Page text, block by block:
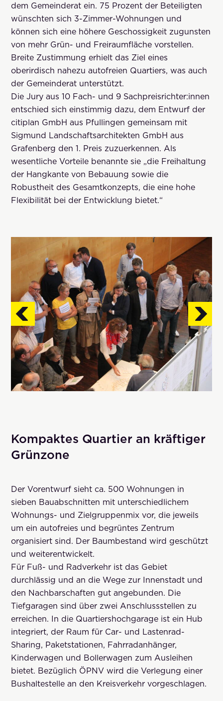
dem Gemeinderat ein. 75 Prozent der Beteiligten
wünschten sich 3-Zimmer-Wohnungen und
können sich eine höhere Geschossigkeit zugunsten
von mehr Grün- und Freiraumfläche vorstellen.
Breite Zustimmung erhielt das Ziel eines
oberirdisch nahezu autofreien Quartiers, was auch
der Gemeinderat unterstützt.
Die Jury aus 10 Fach- und 9 Sachpreisrichter:innen
entschied sich einstimmig dazu, dem Entwurf der
citiplan GmbH aus Pfullingen gemeinsam mit
Sigmund Landschaftsarchitekten GmbH aus
Grafenberg den 1. Preis zuzuerkennen. Als
wesentliche Vorteile benannte sie „die Freihaltung
der Hangkante von Bebauung sowie die
Robustheit des Gesamtkonzepts, die eine hohe
Flexibilität bei der Entwicklung bietet.“
Kompaktes Quartier an kräftiger
Grünzone
Der Vorentwurf sieht ca. 500 Wohnungen in
sieben Bauabschnitten mit unterschiedlichem
Wohnungs- und Zielgruppenmix vor, die jeweils
um ein autofreies und begrüntes Zentrum
organisiert sind. Der Baumbestand wird geschützt
und weiterentwickelt.
Für Fuß- und Radverkehr ist das Gebiet
durchlässig und an die Wege zur Innenstadt und
den Nachbarschaften gut angebunden. Die
Tiefgaragen sind über zwei Anschlussstellen zu
erreichen. In die Quartiershochgarage ist ein Hub
integriert, der Raum für Car- und Lastenrad-
Sharing, Paketstationen, Fahrradanhänger,
Kinderwagen und Bollerwagen zum Ausleihen
bietet. Bezüglich ÖPNV wird die Verlegung einer
Bushaltestelle an den Kreisverkehr vorgeschlagen.